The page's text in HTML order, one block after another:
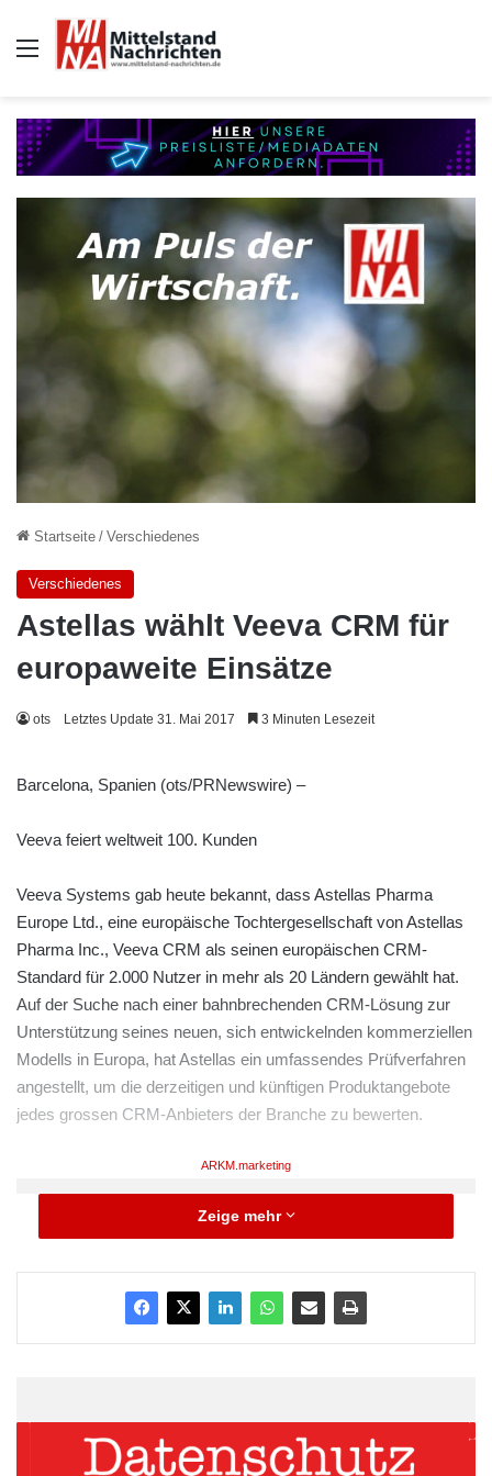
Auswahl
Startseite / Verschiedenes
Verschiedenes
Astellas wählt Veeva CRM für
europaweite Einsätze
ots Letztes Update 31. Mai 2017 3 Minuten Lesezeit
Barcelona, Spanien (ots/PRNewswire) –
Veeva feiert weltweit 100. Kunden
Veeva Systems gab heute bekannt, dass Astellas Pharma
Europe Ltd., eine europäische Tochtergesellschaft von Astellas
Pharma Inc., Veeva CRM als seinen europäischen CRM-
Standard für 2.000 Nutzer in mehr als 20 Ländern gewählt hat.
Auf der Suche nach einer bahnbrechenden CRM-Lösung zur
Unterstützung seines neuen, sich entwickelnden kommerziellen
Modells in Europa, hat Astellas ein umfassendes Prüfverfahren
angestellt, um die derzeitigen und künftigen Produktangebote
jedes grossen CRM-Anbieters der Branche zu bewerten.
ARKM.marketing
Zeige mehr